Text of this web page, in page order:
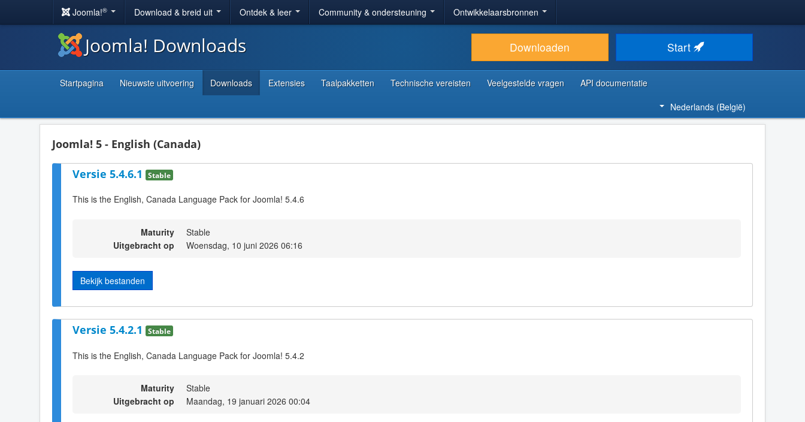
Joomla!® Download & breid uit Ontdek & leer Community & ondersteuning Ontwikkelaarsbronnen
Joomla! Downloads Downloaden Start
Startpagina Nieuwste uitvoering Downloads Extensies Taalpakketten Technische vereisten Veelgestelde vragen
API documentatie
Nederlands (België)
Joomla! 5 - English (Canada)
Versie 5.4.6.1 Stable
This is the English, Canada Language Pack for Joomla! 5.4.6
Maturity
Stable
Uitgebracht op
Woensdag, 10 juni 2026 06:16
Bekijk bestanden
Versie 5.4.2.1 Stable
This is the English, Canada Language Pack for Joomla! 5.4.2
Maturity
Stable
Uitgebracht op
Maandag, 19 januari 2026 00:04